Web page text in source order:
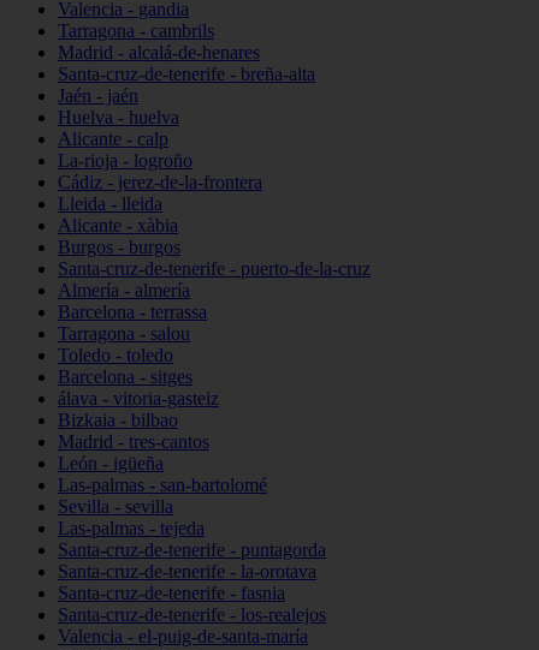
Valencia - gandia
Tarragona - cambrils
Madrid - alcalá-de-henares
Santa-cruz-de-tenerife - breña-alta
Jaén - jaén
Huelva - huelva
Alicante - calp
La-rioja - logroño
Cádiz - jerez-de-la-frontera
Lleida - lleida
Alicante - xàbia
Burgos - burgos
Santa-cruz-de-tenerife - puerto-de-la-cruz
Almería - almería
Barcelona - terrassa
Tarragona - salou
Toledo - toledo
Barcelona - sitges
álava - vitoria-gasteiz
Bizkaia - bilbao
Madrid - tres-cantos
León - igüeña
Las-palmas - san-bartolomé
Sevilla - sevilla
Las-palmas - tejeda
Santa-cruz-de-tenerife - puntagorda
Santa-cruz-de-tenerife - la-orotava
Santa-cruz-de-tenerife - fasnia
Santa-cruz-de-tenerife - los-realejos
Valencia - el-puig-de-santa-maría